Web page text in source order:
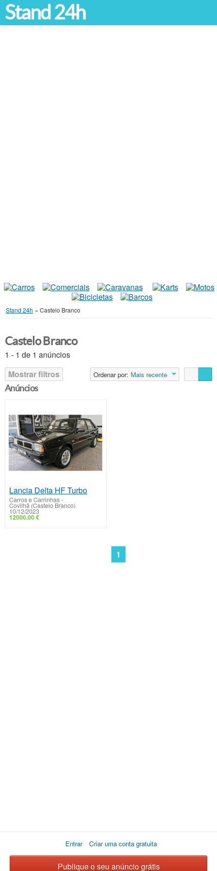
Stand 24h
Stand 24h » Castelo Branco
Castelo Branco
1 - 1 de 1 anúncios
Mostrar filtros
Ordenar por: Mais recente
Anúncios
Lancia Delta HF Turbo
Carros e Carrinhas-
Covilhã (Castelo Branco)
10/12/2023
12000.00 €
1
Entrar Criar uma conta gratuita
Publique o seu anúncio grátis